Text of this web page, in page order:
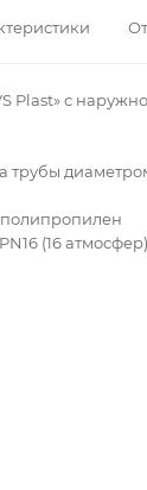
Plast» с
трубы
(16 атмосфер)